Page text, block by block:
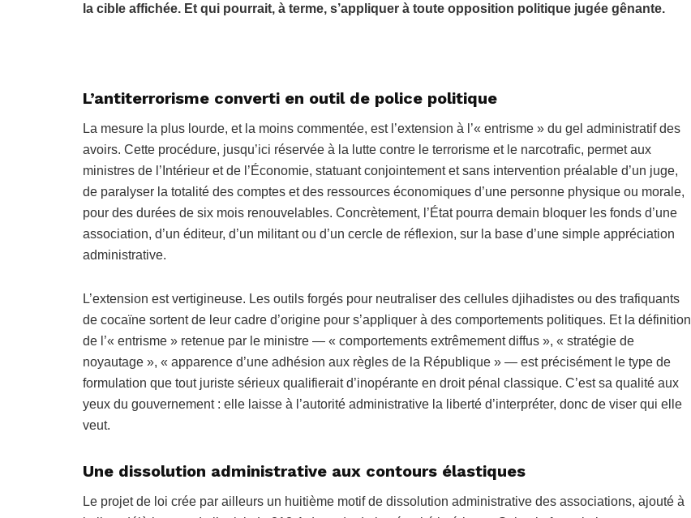
la cible affichée. Et qui pourrait, à terme, s’appliquer à toute opposition politique jugée gênante.
L’antiterrorisme converti en outil de police politique
La mesure la plus lourde, et la moins commentée, est l’extension à l’« entrisme » du gel administratif des
avoirs. Cette procédure, jusqu’ici réservée à la lutte contre le terrorisme et le narcotrafic, permet aux
ministres de l’Intérieur et de l’Économie, statuant conjointement et sans intervention préalable d’un juge,
de paralyser la totalité des comptes et des ressources économiques d’une personne physique ou morale,
pour des durées de six mois renouvelables. Concrètement, l’État pourra demain bloquer les fonds d’une
association, d’un éditeur, d’un militant ou d’un cercle de réflexion, sur la base d’une simple appréciation
administrative.
L’extension est vertigineuse. Les outils forgés pour neutraliser des cellules djihadistes ou des trafiquants
de cocaïne sortent de leur cadre d’origine pour s’appliquer à des comportements politiques. Et la définition
de l’« entrisme » retenue par le ministre — « comportements extrêmement diffus », « stratégie de
noyautage », « apparence d’une adhésion aux règles de la République » — est précisément le type de
formulation que tout juriste sérieux qualifierait d’inopérante en droit pénal classique. C’est sa qualité aux
yeux du gouvernement : elle laisse à l’autorité administrative la liberté d’interpréter, donc de viser qui elle
veut.
Une dissolution administrative aux contours élastiques
Le projet de loi crée par ailleurs un huitième motif de dissolution administrative des associations, ajouté à